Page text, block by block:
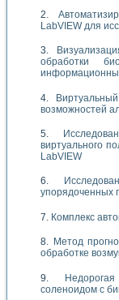
LabVIEW для
обработки
возможностей
виртуального
LabVIEW
упорядоченных
Комплекс
Метод
обработке
соленоидом с